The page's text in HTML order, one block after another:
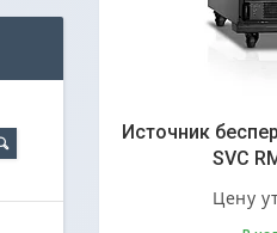
Источник
SVC
Цену